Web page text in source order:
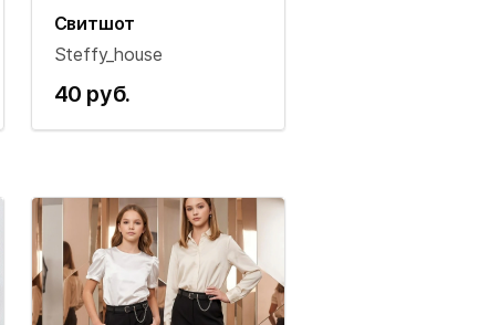
Свитшот
Steffy_house
40 руб.